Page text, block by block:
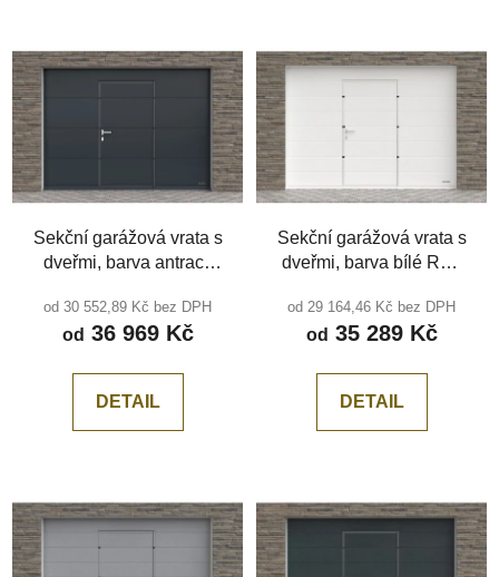
Sekční garážová vrata s
dveřmi, barva antracit
středové drážky
od 30 552,89 Kč bez DPH
od 36 969 Kč
DETAIL
Sekční garážová vrata s
dveřmi, barva bílé RAL
Středová drážka
od 29 164,46 Kč bez DPH
od 35 289 Kč
DETAIL